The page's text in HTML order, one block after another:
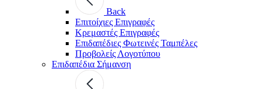
Back
Επιτοίχιες Επιγραφές
Κρεμαστές Επιγραφές
Επιδαπέδιες Φωτεινές Ταμπέλες
Προβολείς Λογοτύπου
Επιδαπέδια Σήμανση